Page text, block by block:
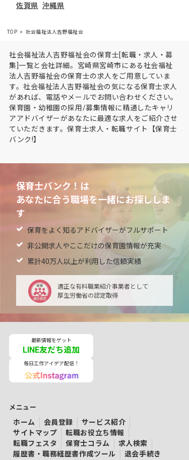
佐賀県 沖縄県
TOP 社会福祉法人吉野福祉会
社会福祉法人吉野福祉会の保育士[転職・求人・募
集]一覧と会社詳細。宮崎県宮崎市にある社会福祉
法人吉野福祉会の保育士の求人をご用意していま
す。社会福祉法人吉野福祉会の気になる保育士求人
があれば、電話やメールでお問い合わせください。
保育園・幼稚園の採用/募集情報に精通したキャリ
アアドバイザーがあなたに最適な求人をご紹介させ
ていただきます。保育士求人・転職サイト【保育士
バンク!】
保育士バンク！は
あなたに合う職場を一緒にお探ししま
す
保育をよく知るアドバイザーがフルサポート
非公開求人やここだけの保育園情報が充実
累計40万人以上が利用した信頼実績
適正な有料職業紹介事業者として
厚生労働省の認定取得
最新情報をゲット
LINE友だち追加
毎日工作アイデア配信！
メニュー
ホーム 会員登録
サービス紹介
サイトマップ
転職お役立ち情報
転職フェスタ
保育士コラム
求人検索
履歴書・職務経歴書作成ツール
退会手続き